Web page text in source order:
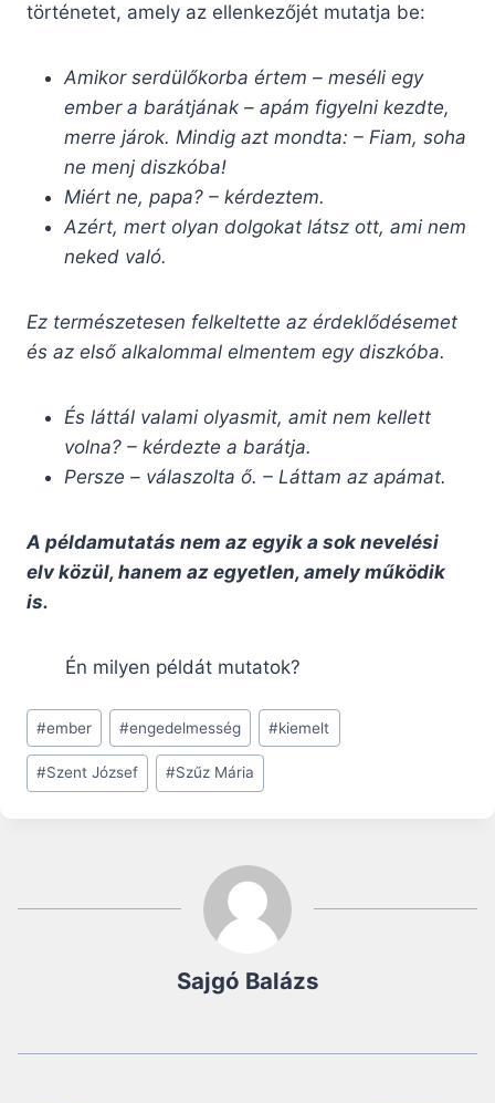
történetet, amely az ellenkezőjét mutatja be:
Amikor serdülőkorba értem – meséli egy
ember a barátjának – apám figyelni kezdte,
merre járok. Mindig azt mondta: – Fiam, soha
ne menj diszkóba!
Miért ne, papa? – kérdeztem.
Azért, mert olyan dolgokat látsz ott, ami nem
neked való.
Ez természetesen felkeltette az érdeklődésemet
és az első alkalommal elmentem egy diszkóba.
És láttál valami olyasmit, amit nem kellett
volna? – kérdezte a barátja.
Persze – válaszolta ő. – Láttam az apámat.
A példamutatás nem az egyik a sok nevelési
elv közül, hanem az egyetlen, amely működik
is.
Én milyen példát mutatok?
Post
Tags:
#ember #engedelmesség #kiemelt
#Szent József #Szűz Mária
Sajgó Balázs